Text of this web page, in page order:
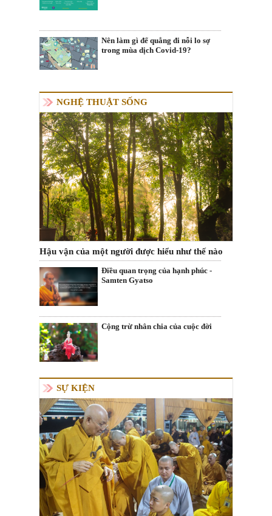
Nên làm gì để quẳng đi nỗi lo sợ
trong mùa dịch Covid-19?
NGHỆ THUẬT SỐNG
Hậu vận của một người được hiểu như thế nào
Điều quan trọng của hạnh phúc -
Samten Gyatso
Cộng trừ nhân chia của cuộc đời
SỰ KIỆN